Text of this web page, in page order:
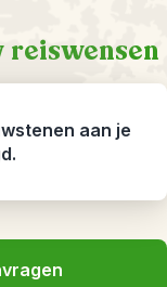
reiswensen
aan je